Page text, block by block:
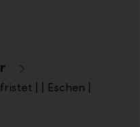
| | Eschen |